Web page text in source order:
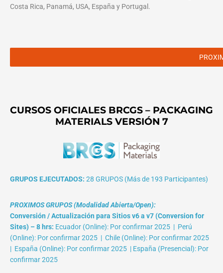
Costa Rica, Panamá, USA, España y Portugal.
CURSOS OFICIALES BRCGS – PACKAGING
MATERIALS VERSIÓN 7
GRUPOS EJECUTADOS: 28 GRUPOS (Más de 193 Participantes)
PROXIMOS GRUPOS (Modalidad Abierta/Open):
Conversión / Actualización para Sitios v6 a v7 (Conversion for
Sites) – 8 hrs: Ecuador (Online): Por confirmar 2025 | Perú
(Online): Por confirmar 2025 | Chile (Online): Por confirmar 2025
| España (Online): Por confirmar 2025 | España (Presencial): Por
confirmar 2025